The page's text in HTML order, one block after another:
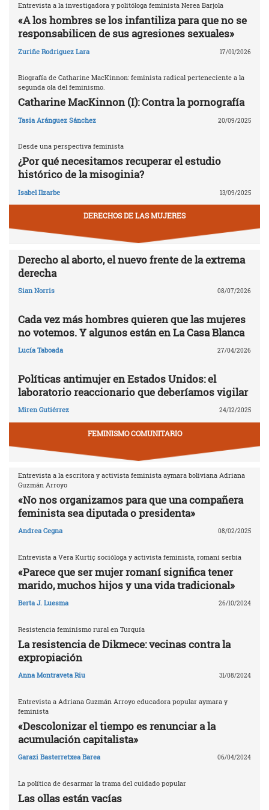
Entrevista a la investigadora y politóloga feminista Nerea Barjola
«A los hombres se los infantiliza para que no se
responsabilicen de sus agresiones sexuales»
Zuriñe Rodriguez Lara 17/01/2026
Biografía de Catharine MacKinnon: feminista radical perteneciente a la
segunda ola del feminismo.
Catharine MacKinnon (I): Contra la pornografía
Tasia Aránguez Sánchez 20/09/2025
Desde una perspectiva feminista
¿Por qué necesitamos recuperar el estudio
histórico de la misoginia?
Isabel Ilzarbe 13/09/2025
DERECHOS DE LAS MUJERES
Derecho al aborto, el nuevo frente de la extrema
derecha
Sian Norris 08/07/2026
Cada vez más hombres quieren que las mujeres
no votemos. Y algunos están en La Casa Blanca
Lucía Taboada 27/04/2026
Políticas antimujer en Estados Unidos: el
laboratorio reaccionario que deberíamos vigilar
Miren Gutiérrez 24/12/2025
FEMINISMO COMUNITARIO
Entrevista a la escritora y activista feminista aymara boliviana Adriana
Guzmán Arroyo
«No nos organizamos para que una compañera
feminista sea diputada o presidenta»
Andrea Cegna 08/02/2025
Entrevista a Vera Kurtiç socióloga y activista feminista, romaní serbia
«Parece que ser mujer romaní significa tener
marido, muchos hijos y una vida tradicional»
Berta J. Luesma 26/10/2024
Resistencia feminismo rural en Turquía
La resistencia de Dikmece: vecinas contra la
expropiación
Anna Montraveta Riu 31/08/2024
Entrevista a Adriana Guzmán Arroyo educadora popular aymara y
feminista
«Descolonizar el tiempo es renunciar a la
acumulación capitalista»
Garazi Basterretxea Barea 06/04/2024
La política de desarmar la trama del cuidado popular
Las ollas están vacías